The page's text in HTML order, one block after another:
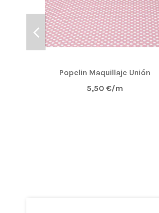
Popelin Maquillaje Unión
5,50 €/m